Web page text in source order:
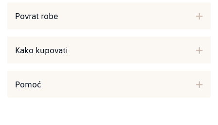
Povrat robe
Kako kupovati
Pomoć